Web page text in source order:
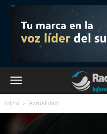
Inicio Actualidad